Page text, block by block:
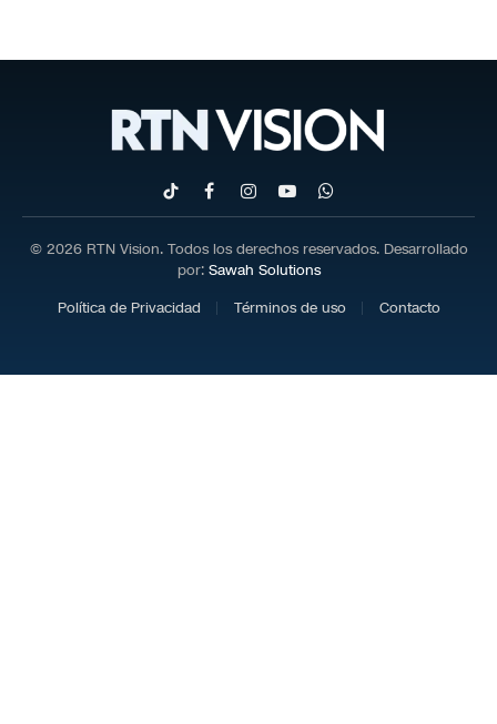
TikTokFacebookInstagram
YouTubeWhatsApp
© 2026 RTN Vision. Todos los derechos reservados. Desarrollado
por: Sawah Solutions
Política de Privacidad
Términos de uso Contacto